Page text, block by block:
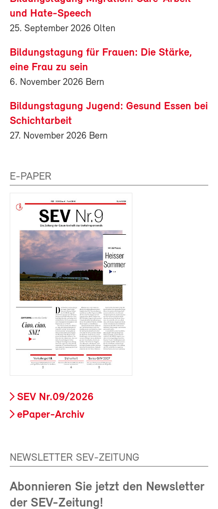
und Hate-Speech
25. September 2026 Olten
Bildungstagung für Frauen: Die Stärke,
eine Frau zu sein
6. November 2026 Bern
Bildungstagung Jugend: Gesund Essen bei
Schichtarbeit
27. November 2026 Bern
E-PAPER
SEV Nr.09/2026
ePaper-Archiv
NEWSLETTER SEV-ZEITUNG
Abonnieren Sie jetzt den Newsletter
der SEV-Zeitung!